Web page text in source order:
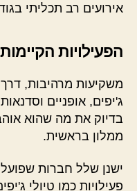
אירועים רב תכליתי בגודל 350
הפעילויות
משקיעות מרהיבות, דרך
ג'יפים, אופניים
בדיוק את מה שהוא
ממלון בראשית.
ישנן שלל חברות
פעילויות כמו טיולי